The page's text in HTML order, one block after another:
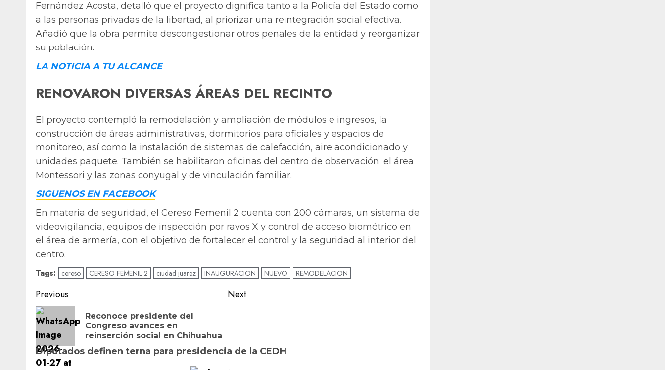
Fernández Acosta, detalló que el proyecto dignifica tanto a la Policía del Estado como
a las personas privadas de la libertad, al priorizar una reintegración social efectiva.
Añadió que la obra permite descongestionar otros penales de la entidad y reorganizar
su población.
LA NOTICIA A TU ALCANCE
RENOVARON DIVERSAS ÁREAS DEL RECINTO
El proyecto contempló la remodelación y ampliación de módulos e ingresos, la
construcción de áreas administrativas, dormitorios para oficiales y espacios de
monitoreo, así como la instalación de sistemas de calefacción, aire acondicionado y
unidades paquete. También se habilitaron oficinas del centro de observación, el área
Montessori y las zonas conyugal y de vinculación familiar.
SIGUENOS EN FACEBOOK
En materia de seguridad, el Cereso Femenil 2 cuenta con 200 cámaras, un sistema de
videovigilancia, equipos de inspección por rayos X y control de acceso biométrico en
el área de armería, con el objetivo de fortalecer el control y la seguridad al interior del
centro.
Tags: cereso CERESO FEMENIL 2 ciudad juarez INAUGURACION NUEVO REMODELACION
Post
navigation
Previous
Reconoce presidente del
Congreso avances en
reinserción social en Chihuahua
Next
Diputados definen terna para presidencia de la CEDH